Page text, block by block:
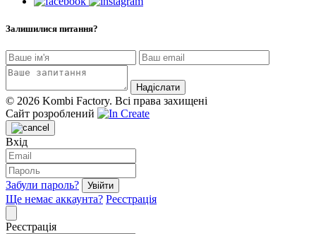
Залишилися питання?
© 2026 Kombi Factory. Всі права захищені
Cайт розроблений
Вхід
Забули пароль? Увійти
Ще немає аккаунта? Реєстрація
Реєстрація